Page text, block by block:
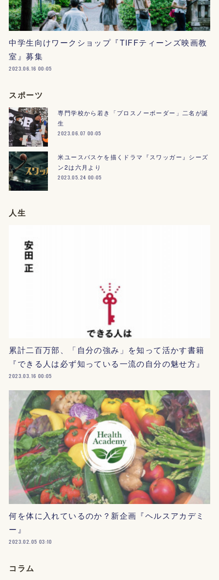
中学生向けワークショップ『TIFFティーンズ映画教
室』募集
2023.06.16 00:05
スポーツ
専門学校から若き「プロスノーボーダー」二名が誕
生
2023.06.07 00:05
米ユースバスケを描くドラマ『スワッガー』シーズ
ン2は六月より
2023.05.24 00:05
人生
累計二百万部、「自分の強み」を知って活かす書籍
『できる人は必ず知っている一流の自分の魅せ方』
2023.03.16 00:05
何を体に入れているのか？新企画『ヘルスアカデミ
ー』
2023.02.05 03:10
コラム